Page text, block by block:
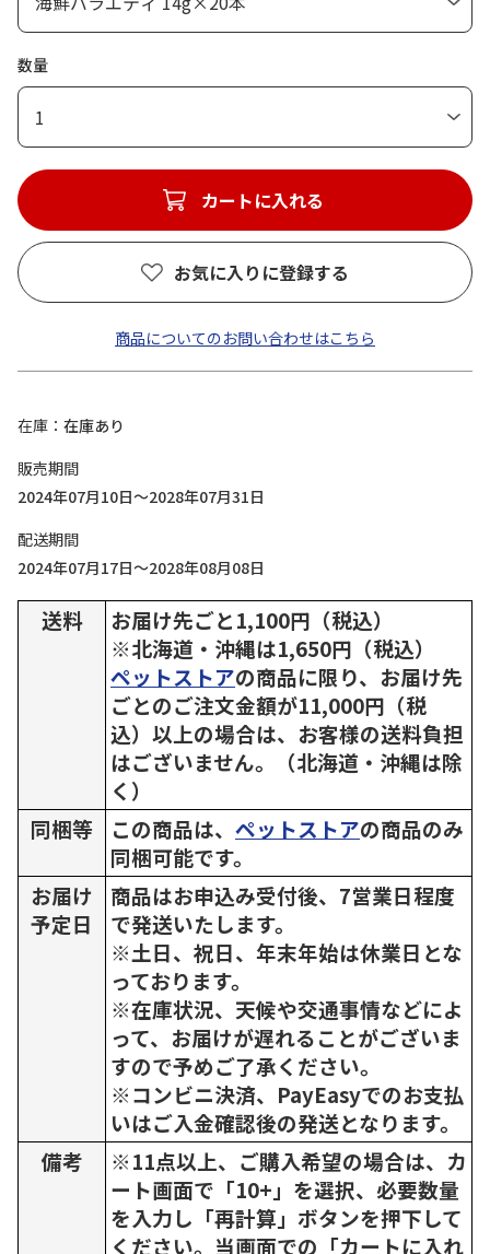
数量
1
カートに入れる
お気に入りに登録する
商品についてのお問い合わせはこちら
在庫
在庫あり
販売期間
2024年07月10日～2028年07月31日
配送期間
2024年07月17日～2028年08月08日
送料
お届け先ごと1,100円（税込）
※北海道・沖縄は1,650円（税込）
ペットストアの商品に限り、お届け先
ごとのご注文金額が11,000円（税
込）以上の場合は、お客様の送料負担
はございません。（北海道・沖縄は除
く）
同梱等
この商品は、 ペットストアの商品のみ
同梱可能です。
お届け
予定日
商品はお申込み受付後、7営業日程度
で発送いたします。
※土日、祝日、年末年始は休業日とな
っております。
※在庫状況、天候や交通事情などによ
って、お届けが遅れることがございま
すので予めご了承ください。
※コンビニ決済、PayEasyでのお支払
いはご入金確認後の発送となります。
備考
※11点以上、ご購入希望の場合は、カ
ート画面で「10+」を選択、必要数量
を入力し「再計算」ボタンを押下して
ください。当画面での「カートに入れ